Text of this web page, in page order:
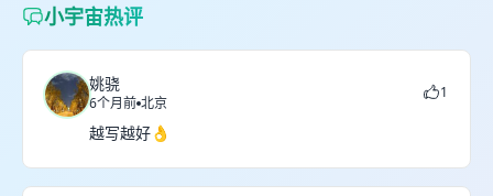
小宇宙热评
姚骁
6个月前 北京
1
越写越好👌